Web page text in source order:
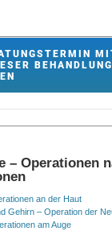
BEHANDLUNG
– Operationen
an der Haut
Gehirn – Operation der
am Auge